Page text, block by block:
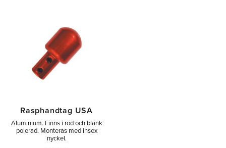
Rasphandtag USA
Aluminium. Finns i röd och blank
polerad. Monteras med insex
nyckel.